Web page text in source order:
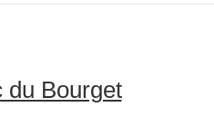
du Bourget